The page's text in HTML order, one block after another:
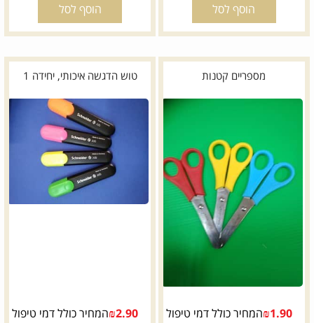
הוסף לסל
הוסף לסל
מספריים קטנות
₪1.90 המחיר כולל דמי טיפול
טוש הדגשה איכותי, יחידה 1
₪2.90 המחיר כולל דמי טיפול